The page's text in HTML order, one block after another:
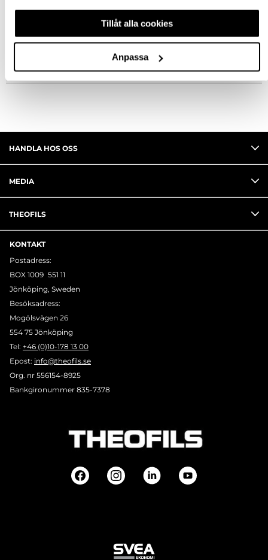
Tillåt alla cookies
Anpassa
FRÅGA OM PRODUKT
RECENSIONER
HANDLA HOS OSS
MEDIA
THEOFILS
KONTAKT
Postadress:
BOX 1009 551 11
Jönköping, Sweden
Besöksadress:
Mogölsvägen 26
554 75 Jönköping
Tel: +46 (0)10-178 13 00
Epost: info@theofils.se
Org. nr 556154-8925
Bankgironummer 835-7378